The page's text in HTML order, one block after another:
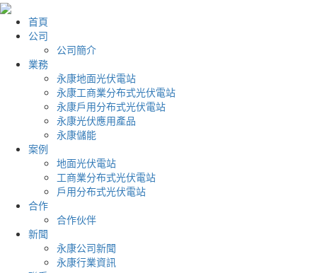
首頁
公司
公司簡介
業務
永康地面光伏電站
永康工商業分布式光伏電站
永康戶用分布式光伏電站
永康光伏應用產品
永康儲能
案例
地面光伏電站
工商業分布式光伏電站
戶用分布式光伏電站
合作
合作伙伴
新聞
永康公司新聞
永康行業資訊